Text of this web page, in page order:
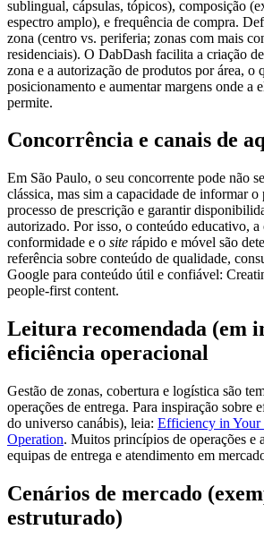
sublingual, cápsulas, tópicos), composição
espectro amplo), e frequência de compra.
zona (centro vs. periferia; zonas com mais
residenciais). O DabDash facilita a criação de
zona e a autorização de produtos por área, o
posicionamento e aumentar margens onde a
permite.
Concorrência e canais de
Em São Paulo, o seu concorrente pode não
clássica, mas sim a capacidade de informar
processo de prescrição e garantir
autorizado. Por isso, o conteúdo educativo, a
conformidade e o site rápido e móvel são
referência sobre conteúdo de qualidade,
Google para conteúdo útil e confiável:
people-first content.
Leitura recomendada (em
eficiência operacional
Gestão de zonas, cobertura e logística são
operações de entrega. Para inspiração sobre
do universo canábis), leia: Efficiency in
Operation. Muitos princípios de operações e
equipas de entrega e atendimento em
Cenários de mercado
estruturado)